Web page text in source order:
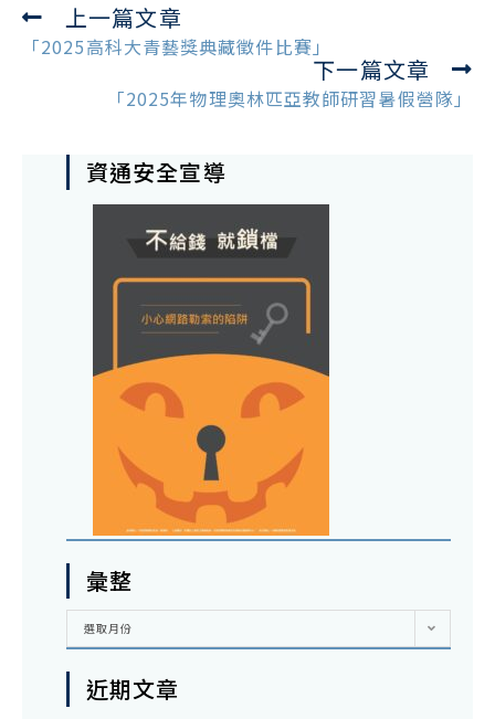
Read
more
上一篇文章
「2025高科大青藝獎典藏徵件比賽」
下一篇文章
「2025年物理奧林匹亞教師研習暑假營隊」
資通安全宣導
彙整
彙
選取月份
近期文章